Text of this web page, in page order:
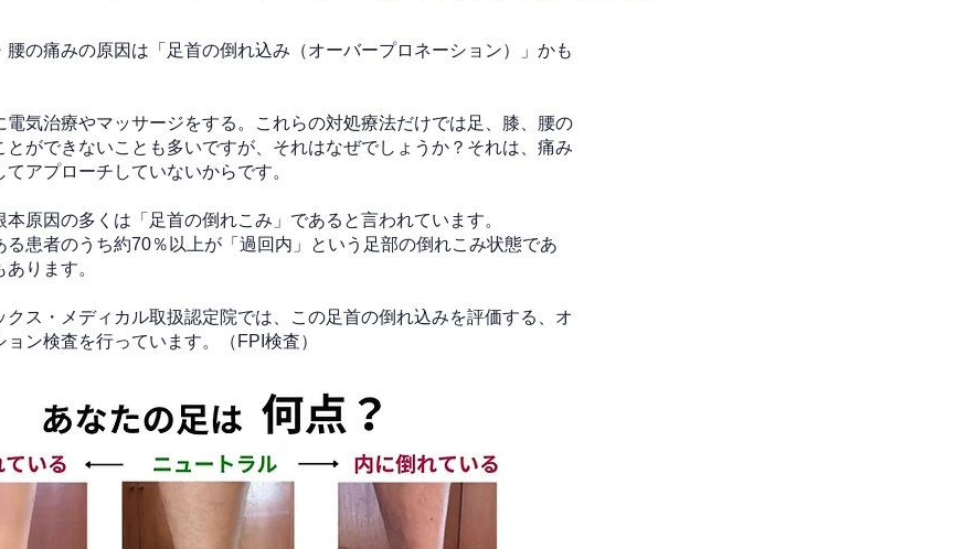
腰の痛みの原因は「足首の倒れ込み（オーバープロネーション）」かも
電気治療やマッサージをする。これらの対処療法だけでは足、膝、腰の
とができないことも多いですが、それはなぜでしょうか？それは、痛み
アプローチしていないからです。
本原因の多くは「足首の倒れこみ」であると言われています。
る患者のうち約70％以上が「過回内」という足部の倒れこみ状態であ
ります。
クス・メディカル取扱認定院では、この足首の倒れ込みを評価する、オ
ン検査を行っています。（FPI検査）​